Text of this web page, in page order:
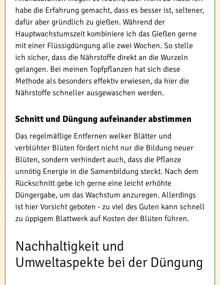
habe die Erfahrung gemacht, dass es besser ist, seltener,
dafür aber gründlich zu gießen. Während der
Hauptwachstumszeit kombiniere ich das Gießen gerne
mit einer Flüssigdüngung alle zwei Wochen. So stelle
ich sicher, dass die Nährstoffe direkt an die Wurzeln
gelangen. Bei meinen Topfpflanzen hat sich diese
Methode als besonders effektiv erwiesen, da hier die
Nährstoffe schneller ausgewaschen werden.
Schnitt und Düngung aufeinander abstimmen
Das regelmäßige Entfernen welker Blätter und
verblühter Blüten fördert nicht nur die Bildung neuer
Blüten, sondern verhindert auch, dass die Pflanze
unnötig Energie in die Samenbildung steckt. Nach dem
Rückschnitt gebe ich gerne eine leicht erhöhte
Düngergabe, um das Wachstum anzuregen. Allerdings
ist hier Vorsicht geboten - zu viel des Guten kann schnell
zu üppigem Blattwerk auf Kosten der Blüten führen.
Nachhaltigkeit und
Umweltaspekte bei der Düngung